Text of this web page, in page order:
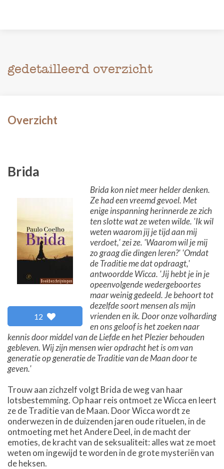
gedetailleerd overzicht
Overzicht
Brida
12
Brida kon niet meer helder denken.
Ze had een vreemd gevoel. Met
enige inspanning herinnerde ze zich
ten slotte wat ze weten wilde. 'Ik wil
weten waarom jij je tijd aan mij
verdoet,' zei ze. 'Waarom wil je mij
zo graag die dingen leren?' 'Omdat
de Traditie me dat opdraagt,'
antwoordde Wicca. 'Jij hebt je in je
opeenvolgende wedergeboortes
maar weinig gedeeld. Je behoort tot
dezelfde soort mensen als mijn
vrienden en ik. Door onze volharding
en ons geloof is het zoeken naar
kennis door middel van de Liefde en het Plezier behouden
gebleven. Wij zijn mensen wier opdracht het is om van
generatie op generatie de Traditie van de Maan door te
geven.'
Trouw aan zichzelf volgt Brida de weg van haar
lotsbestemming. Op haar reis ontmoet ze Wicca en leert
ze de Traditie van de Maan. Door Wicca wordt ze
onderwezen in de duizenden jaren oude rituelen, in de
ontmoeting met het Andere Deel, in de macht der
emoties, de kracht van de seksualiteit: alles wat ze moet
weten om ingewijd te worden in de grote mysteriën van
de heksen.